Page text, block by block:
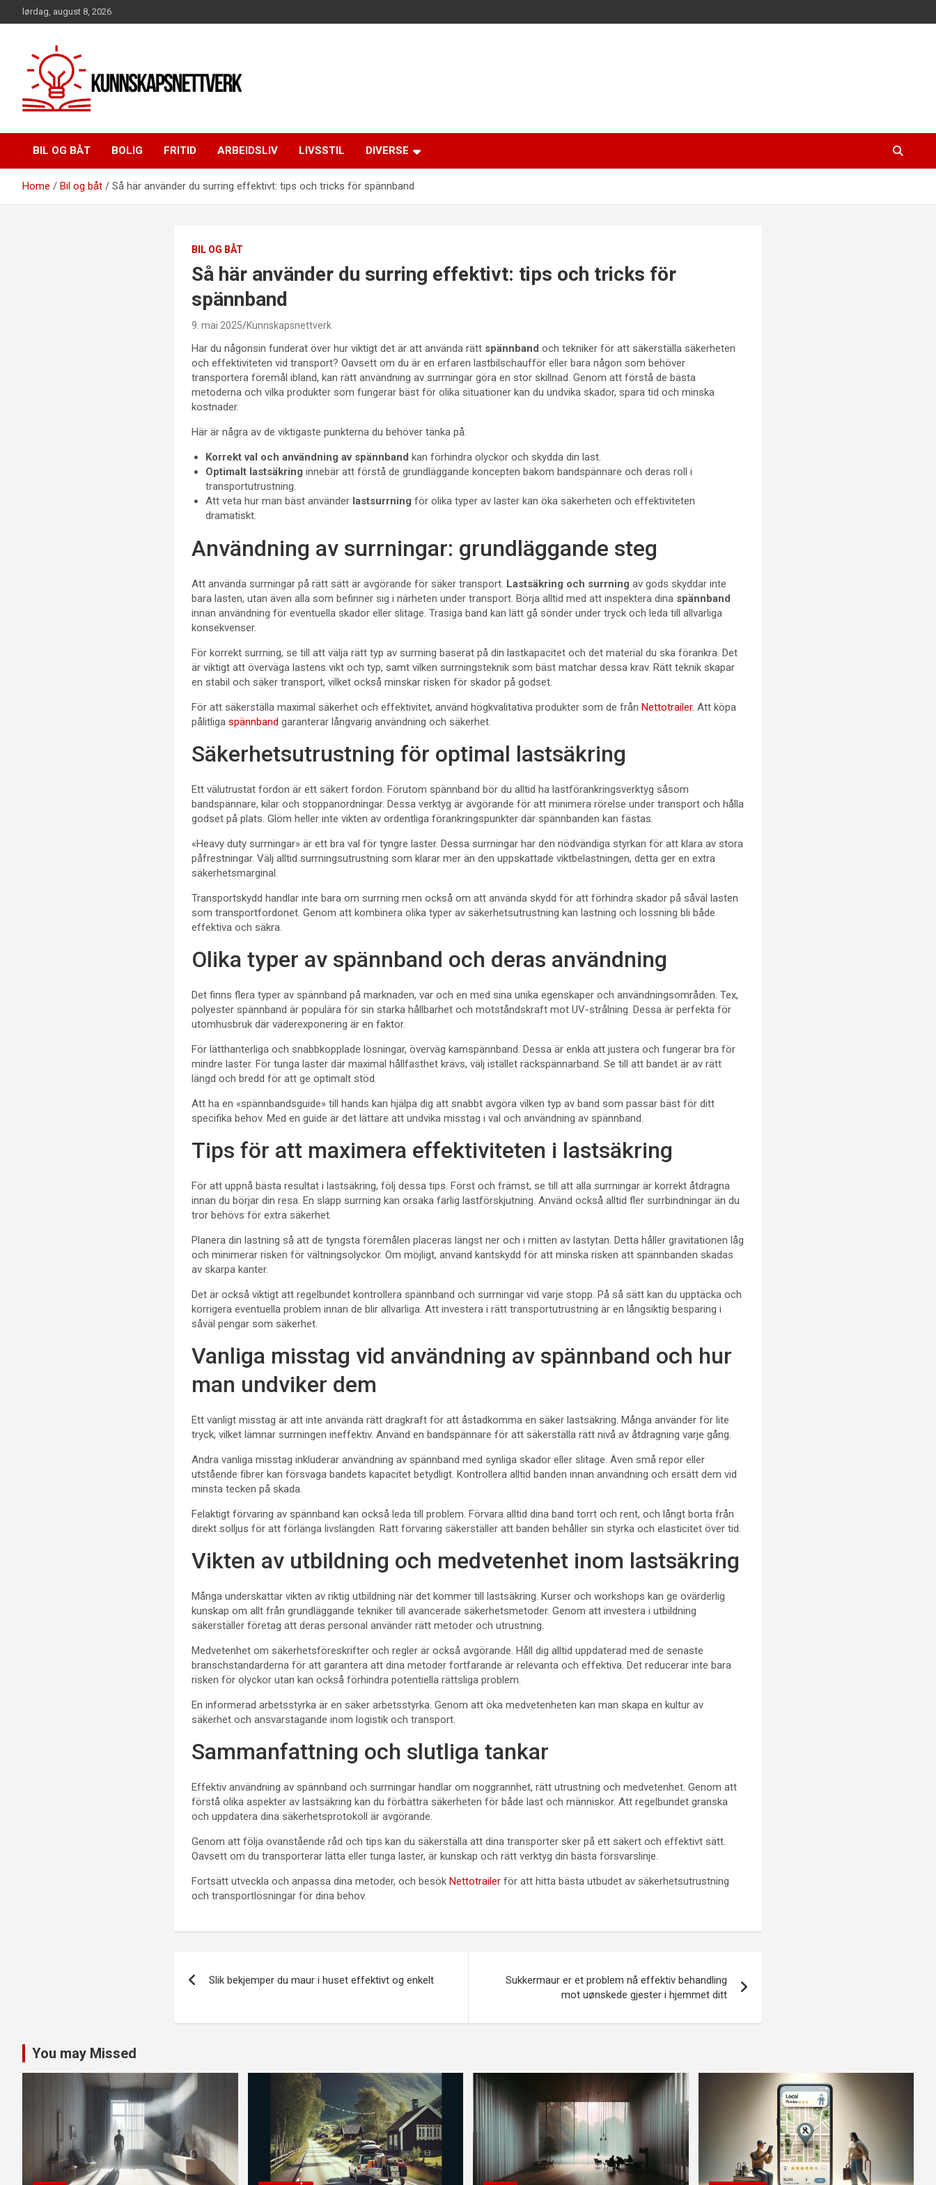
to
lørdag, august 8, 2026
BIL OG BÅT BOLIG FRITID ARBEIDSLIV LIVSSTIL DIVERSE
Home Bil og båt Så här använder du surring effektivt: tips och tricks för spännband
BIL OG BÅT
Så här använder du surring effektivt: tips och tricks för
spännband
9. mai 2025 Kunnskapsnettverk
Har du någonsin funderat över hur viktigt det är att använda rätt spännband och tekniker för att säkerställa säkerheten
och effektiviteten vid transport? Oavsett om du är en erfaren lastbilschaufför eller bara någon som behöver
transportera föremål ibland, kan rätt användning av surrningar göra en stor skillnad. Genom att förstå de bästa
metoderna och vilka produkter som fungerar bäst för olika situationer kan du undvika skador, spara tid och minska
kostnader.
Här är några av de viktigaste punkterna du behöver tänka på:
Korrekt val och användning av spännband kan förhindra olyckor och skydda din last.
Optimalt lastsäkring innebär att förstå de grundläggande koncepten bakom bandspännare och deras roll i
transportutrustning.
Att veta hur man bäst använder lastsurrning för olika typer av laster kan öka säkerheten och effektiviteten
dramatiskt.
Användning av surrningar: grundläggande steg
Att använda surrningar på rätt sätt är avgörande för säker transport. Lastsäkring och surrning av gods skyddar inte
bara lasten, utan även alla som befinner sig i närheten under transport. Börja alltid med att inspektera dina spännband
innan användning för eventuella skador eller slitage. Trasiga band kan lätt gå sönder under tryck och leda till allvarliga
konsekvenser.
För korrekt surrning, se till att välja rätt typ av surrning baserat på din lastkapacitet och det material du ska förankra. Det
är viktigt att överväga lastens vikt och typ, samt vilken surrningsteknik som bäst matchar dessa krav. Rätt teknik skapar
en stabil och säker transport, vilket också minskar risken för skador på godset.
För att säkerställa maximal säkerhet och effektivitet, använd högkvalitativa produkter som de frånNettotrailer. Att köpa
pålitligaspännband garanterar långvarig användning och säkerhet.
Säkerhetsutrustning för optimal lastsäkring
Ett välutrustat fordon är ett säkert fordon. Förutom spännband bör du alltid ha lastförankringsverktyg såsom
bandspännare, kilar och stoppanordningar. Dessa verktyg är avgörande för att minimera rörelse under transport och hålla
godset på plats. Glöm heller inte vikten av ordentliga förankringspunkter där spännbanden kan fästas.
«Heavy duty surrningar» är ett bra val för tyngre laster. Dessa surrningar har den nödvändiga styrkan för att klara av stora
påfrestningar. Välj alltid surrningsutrustning som klarar mer än den uppskattade viktbelastningen, detta ger en extra
säkerhetsmarginal.
Transportskydd handlar inte bara om surrning men också om att använda skydd för att förhindra skador på såväl lasten
som transportfordonet. Genom att kombinera olika typer av säkerhetsutrustning kan lastning och lossning bli både
effektiva och säkra.
Olika typer av spännband och deras användning
Det finns flera typer av spännband på marknaden, var och en med sina unika egenskaper och användningsområden. Tex,
polyester spännband är populära för sin starka hållbarhet och motståndskraft mot UV-strålning. Dessa är perfekta för
utomhusbruk där väderexponering är en faktor.
För lätthanterliga och snabbkopplade lösningar, överväg kamspännband. Dessa är enkla att justera och fungerar bra för
mindre laster. För tunga laster där maximal hållfasthet krävs, välj istället räckspännarband. Se till att bandet är av rätt
längd och bredd för att ge optimalt stöd.
Att ha en «spännbandsguide» till hands kan hjälpa dig att snabbt avgöra vilken typ av band som passar bäst för ditt
specifika behov. Med en guide är det lättare att undvika misstag i val och användning av spännband.
Tips för att maximera effektiviteten i lastsäkring
För att uppnå bästa resultat i lastsäkring, följ dessa tips. Först och främst, se till att alla surrningar är korrekt åtdragna
innan du börjar din resa. En slapp surrning kan orsaka farlig lastförskjutning. Använd också alltid fler surrbindningar än du
tror behövs för extra säkerhet.
Planera din lastning så att de tyngsta föremålen placeras längst ner och i mitten av lastytan. Detta håller gravitationen låg
och minimerar risken för vältningsolyckor. Om möjligt, använd kantskydd för att minska risken att spännbanden skadas
av skarpa kanter.
Det är också viktigt att regelbundet kontrollera spännband och surrningar vid varje stopp. På så sätt kan du upptäcka och
korrigera eventuella problem innan de blir allvarliga. Att investera i rätt transportutrustning är en långsiktig besparing i
såväl pengar som säkerhet.
Vanliga misstag vid användning av spännband och hur
man undviker dem
Ett vanligt misstag är att inte använda rätt dragkraft för att åstadkomma en säker lastsäkring. Många använder för lite
tryck, vilket lämnar surrningen ineffektiv. Använd en bandspännare för att säkerställa rätt nivå av åtdragning varje gång.
Andra vanliga misstag inkluderar användning av spännband med synliga skador eller slitage. Även små repor eller
utstående fibrer kan försvaga bandets kapacitet betydligt. Kontrollera alltid banden innan användning och ersätt dem vid
minsta tecken på skada.
Felaktigt förvaring av spännband kan också leda till problem. Förvara alltid dina band torrt och rent, och långt borta från
direkt solljus för att förlänga livslängden. Rätt förvaring säkerställer att banden behåller sin styrka och elasticitet över tid.
Vikten av utbildning och medvetenhet inom lastsäkring
Många underskattar vikten av riktig utbildning när det kommer till lastsäkring. Kurser och workshops kan ge ovärderlig
kunskap om allt från grundläggande tekniker till avancerade säkerhetsmetoder. Genom att investera i utbildning
säkerställer företag att deras personal använder rätt metoder och utrustning.
Medvetenhet om säkerhetsföreskrifter och regler är också avgörande. Håll dig alltid uppdaterad med de senaste
branschstandarderna för att garantera att dina metoder fortfarande är relevanta och effektiva. Det reducerar inte bara
risken för olyckor utan kan också förhindra potentiella rättsliga problem.
En informerad arbetsstyrka är en säker arbetsstyrka. Genom att öka medvetenheten kan man skapa en kultur av
säkerhet och ansvarstagande inom logistik och transport.
Sammanfattning och slutliga tankar
Effektiv användning av spännband och surrningar handlar om noggrannhet, rätt utrustning och medvetenhet. Genom att
förstå olika aspekter av lastsäkring kan du förbättra säkerheten för både last och människor. Att regelbundet granska
och uppdatera dina säkerhetsprotokoll är avgörande.
Genom att följa ovanstående råd och tips kan du säkerställa att dina transporter sker på ett säkert och effektivt sätt.
Oavsett om du transporterar lätta eller tunga laster, är kunskap och rätt verktyg din bästa försvarslinje.
Fortsätt utveckla och anpassa dina metoder, och besökNettotrailer för att hitta bästa utbudet av säkerhetsutrustning
och transportlösningar för dina behov.
Slik bekjemper du maur i huset effektivt og enkelt
Sukkermaur er et problem nå effektiv behandling
mot uønskede gjester i hjemmet ditt
You may Missed